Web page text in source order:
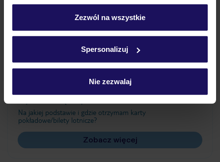
personalizować swój wybór wchodząc w zakładkę
Szczegółowe informacje o plikach cookie znajdziesz
Zezwól na wszystkie
Spersonalizuj
Nie zezwalaj
Ważne informacje
Jak zmienić uczestników/osobę zgłaszającą?
Na jakiej podstawie i gdzie otrzymam karty
pokładowe/bilety lotnicze?
Zobacz więcej